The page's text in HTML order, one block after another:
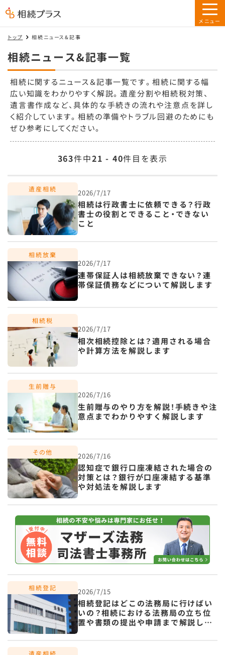
トップ 相続ニュース&記事
相続ニュース&記事一覧
相続に関するニュース＆記事一覧です。相続に関する幅
広い知識をわかりやすく解説。遺産分割や相続税対策、
遺言書作成など、具体的な手続きの流れや注意点を詳し
く紹介しています。相続の準備やトラブル回避のためにも
ぜひ参考にしてください。
363件中21 - 40件目を表示
2026/7/17
相続は行政書士に依頼できる？行政
書士の役割とできること・できない
こと
2026/7/17
連帯保証人は相続放棄できない？連
帯保証債務などについて解説します
2026/7/17
相次相続控除とは？適用される場合
や計算方法を解説します
2026/7/16
生前贈与のやり方を解説！手続きや注
意点までわかりやすく解説します
2026/7/16
認知症で銀行口座凍結された場合の
対策とは？銀行が口座凍結する基準
や対処法を解説します
2026/7/15
相続登記はどこの法務局に行けばい
いの？相続における法務局の立ち位
置や書類の提出や申請まで解説しま